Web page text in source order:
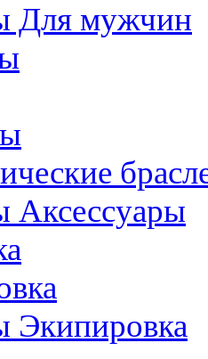
Для мужчин
Аксессуары
Экипировка